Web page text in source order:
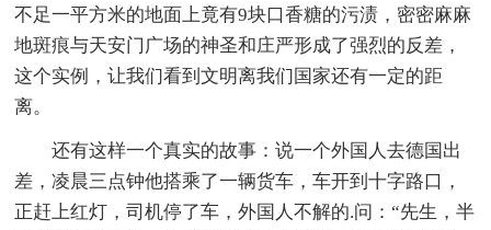
不足一平方米的地面上竟有9块口香糖的污渍，密密麻麻
地斑痕与天安门广场的神圣和庄严形成了强烈的反差，
这个实例，让我们看到文明离我们国家还有一定的距
离。
还有这样一个真实的故事：说一个外国人去德国出
差，凌晨三点钟他搭乘了一辆货车，车开到十字路口，
正赶上红灯，司机停了车，外国人不解的.问：“先生，半